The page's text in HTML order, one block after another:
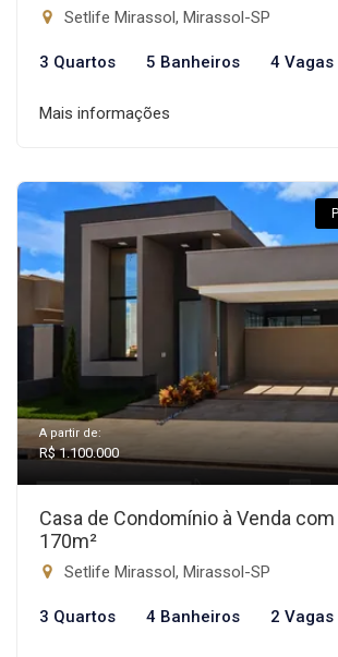
Setlife Mirassol, Mirassol-SP
3 Quartos 5 Banheiros 4 Vagas
Mais informações
A partir de:
R$ 1.100.000
Casa de Condomínio à Venda
170m²
Setlife Mirassol, Mirassol-SP
3 Quartos 4 Banheiros 2 Vagas